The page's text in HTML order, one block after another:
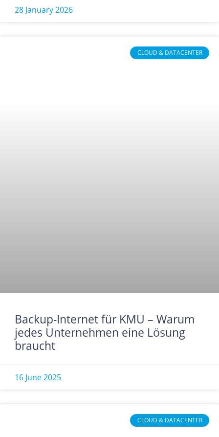
28 January 2026
CLOUD & DATACENTER
Backup-Internet für KMU – Warum
jedes Unternehmen eine Lösung
braucht
16 June 2025
CLOUD & DATACENTER